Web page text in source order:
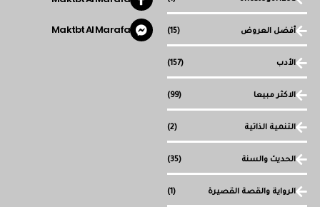
أفضل العروض (15)
الأدب (157)
الاكثر مبيعا (99)
التنمية الذاتية (2)
الحديث والسنة (35)
الرواية والقصة القصيرة (1)
Maktbt Al Marafa